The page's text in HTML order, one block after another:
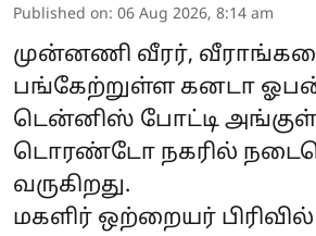
Published on: 06 Aug 2026, 8:14 am
முன்னணி வீரர்,
பங்கேற்றுள்ள கனடா
டென்னிஸ் போட்டி
டொரண்டோ நகரில்
வருகிறது.
மகளிர் ஒற்றையர்